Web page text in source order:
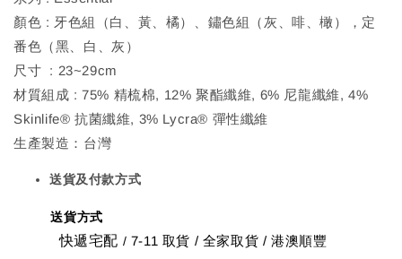
顏色 : 牙色組（白、黃、橘）、鏽色組（灰、啡、橄），定
番色（黑、白、灰）
尺寸 : 23~29cm
材質組成 : 75% 精梳棉, 12% 聚酯纖維, 6% 尼龍纖維, 4%
Skinlife® 抗菌纖維, 3% Lycra® 彈性纖維
生產製造：台灣
送貨及付款方式
送貨方式
快遞宅配 / 7-11 取貨 / 全家取貨 / 港澳順豐